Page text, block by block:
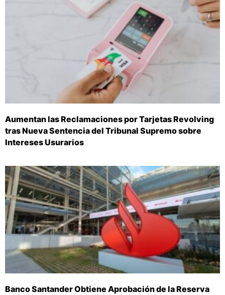
Aumentan las Reclamaciones por Tarjetas Revolving
tras Nueva Sentencia del Tribunal Supremo sobre
Intereses Usurarios
Banco Santander Obtiene Aprobación de la Reserva